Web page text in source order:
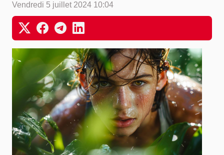
Vendredi 5 juillet 2024 10:04